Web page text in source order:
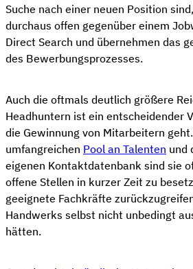
Suche nach einer neuen Position
durchaus offen gegenüber einem
Direct Search und übernehmen das
des Bewerbungsprozesses.
Auch die oftmals deutlich größere
Headhuntern ist ein entscheidender
die Gewinnung von Mitarbeitern
umfangreichen Pool an Talenten und
eigenen Kontaktdatenbank sind sie
offene Stellen in kurzer Zeit zu
geeignete Fachkräfte
Handwerks selbst nicht unbedingt
hätten.